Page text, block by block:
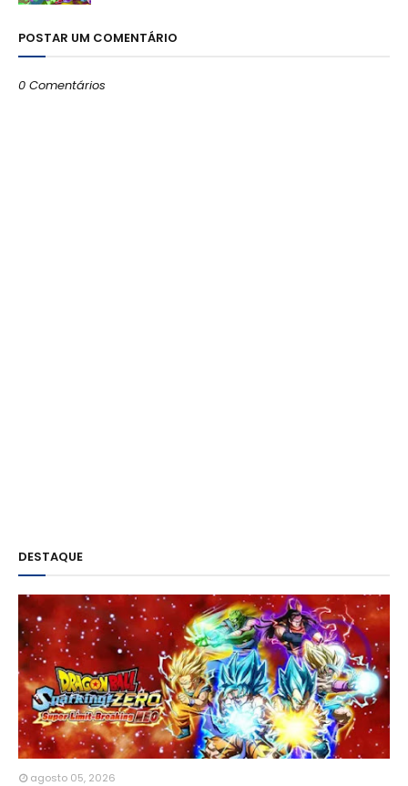
POSTAR UM COMENTÁRIO
0 Comentários
DESTAQUE
agosto 05, 2026